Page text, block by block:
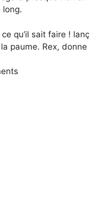
long.
qu’il sait faire !
paume. Rex,